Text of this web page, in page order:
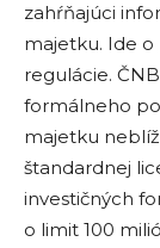
zahŕňajúci
majetku. Ide o
regulácie.
formálneho
majetku
štandardnej
investičných
o limit 100